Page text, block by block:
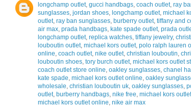
longchamp outlet, gucci handbags, coach outlet, ray
sunglasses, jordan shoes, longchamp outlet, michael
outlet, ray ban sunglasses, burberry outlet, tiffany and
air max, prada handbags, kate spade outlet, prada
longchamp outlet, replica watches, tiffany jewelry,
louboutin outlet, michael kors outlet, polo ralph lauren
online, coach outlet, nike outlet, christian louboutin,
louboutin shoes, tory burch outlet, michael kors outlet
coach outlet store online, oakley sunglasses, chanel
kate spade, michael kors outlet online, oakley
wholesale, christian louboutin uk, oakley sunglasses,
outlet, burberry handbags, nike free, michael kors
michael kors outlet online, nike air max